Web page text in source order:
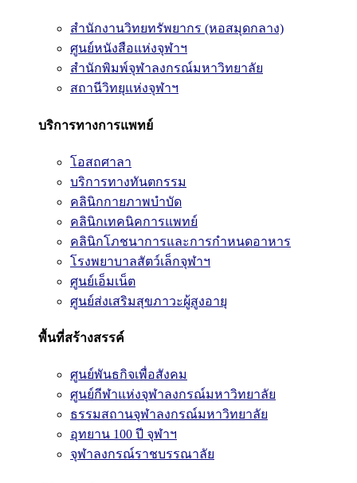
สำนักงานวิทยทรัพยากร (หอสมุดกลาง)
ศูนย์หนังสือแห่งจุฬาฯ
สำนักพิมพ์จุฬาลงกรณ์มหาวิทยาลัย
สถานีวิทยุแห่งจุฬาฯ
บริการทางการแพทย์
โอสถศาลา
บริการทางทันตกรรม
คลินิกกายภาพบำบัด
คลินิกเทคนิคการแพทย์
คลินิกโภชนาการและการกำหนดอาหาร
โรงพยาบาลสัตว์เล็กจุฬาฯ
ศูนย์เอ็มเน็ต
ศูนย์ส่งเสริมสุขภาวะผู้สูงอายุ
พื้นที่สร้างสรรค์
ศูนย์พันธกิจเพื่อสังคม
ศูนย์กีฬาแห่งจุฬาลงกรณ์มหาวิทยาลัย
ธรรมสถานจุฬาลงกรณ์มหาวิทยาลัย
อุทยาน 100 ปี จุฬาฯ
จุฬาลงกรณ์ราชบรรณาลัย